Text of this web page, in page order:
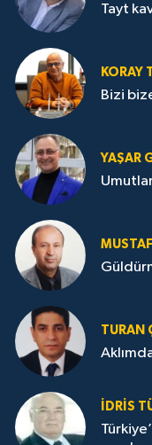
Tayt
KORAY
Bizi
YAŞAR
TURAN
İDRİS